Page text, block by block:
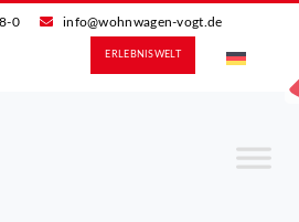
0 info@wohnwagen-vogt.de
ERLEBNIS­WELT